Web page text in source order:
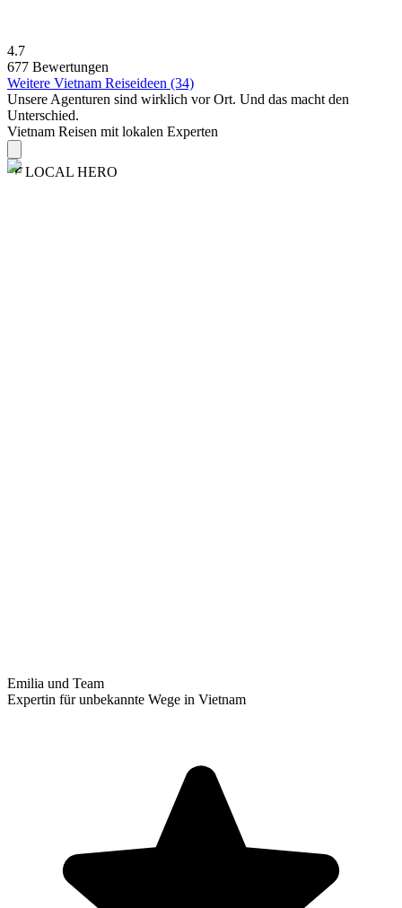
4.7
677 Bewertungen
Weitere Vietnam Reiseideen (34)
Unsere Agenturen sind wirklich vor Ort. Und das macht den
Unterschied.
Vietnam Reisen mit lokalen Experten
LOCAL HERO
Emilia und Team
Expertin für unbekannte Wege in Vietnam